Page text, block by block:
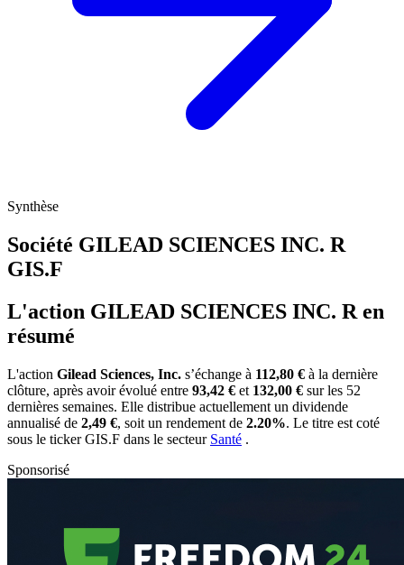
Synthèse
Société GILEAD SCIENCES INC. R
GIS.F
L'action GILEAD SCIENCES INC. R en
résumé
L'action Gilead Sciences, Inc. s’échange à 112,80 € à la dernière
clôture, après avoir évolué entre 93,42 € et 132,00 € sur les 52
dernières semaines. Elle distribue actuellement un dividende
annualisé de 2,49 €, soit un rendement de 2.20%. Le titre est coté
sous le tickerGIS.F dans le secteur Santé .
Sponsorisé